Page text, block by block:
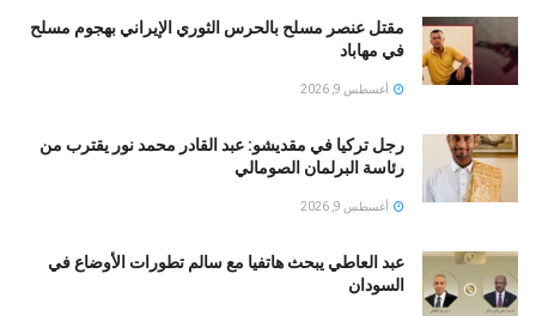
مقتل عنصر مسلح بالحرس الثوري الإيراني بهجوم مسلح
في مهاباد
أغسطس 9, 2026
رجل تركيا في مقديشو: عبد القادر محمد نور يقترب من
رئاسة البرلمان الصومالي
أغسطس 9, 2026
عبد العاطي يبحث هاتفيا مع سالم تطورات الأوضاع في
السودان